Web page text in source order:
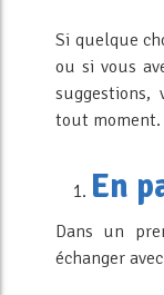
Si quelque
ou si vous
tout moment.
En
Dans un
échanger